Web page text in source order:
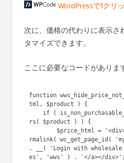
WordPressで1クリ
次に、価格の代わりに表示さ
タマイズできます。
ここに必要なコードがありま
function
tml, $product ) {
rs( $product ) ) {
rmalink( wc_get_page_id(
. __( 'Login with
es', 'wws' ) . '</a></div>';